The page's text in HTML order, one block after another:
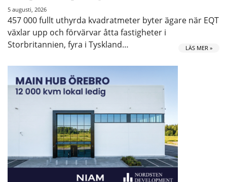
5 augusti, 2026
457 000 fullt uthyrda kvadratmeter byter ägare när EQT
växlar upp och förvärvar åtta fastigheter i
Storbritannien, fyra i Tyskland…
LÄS MER »